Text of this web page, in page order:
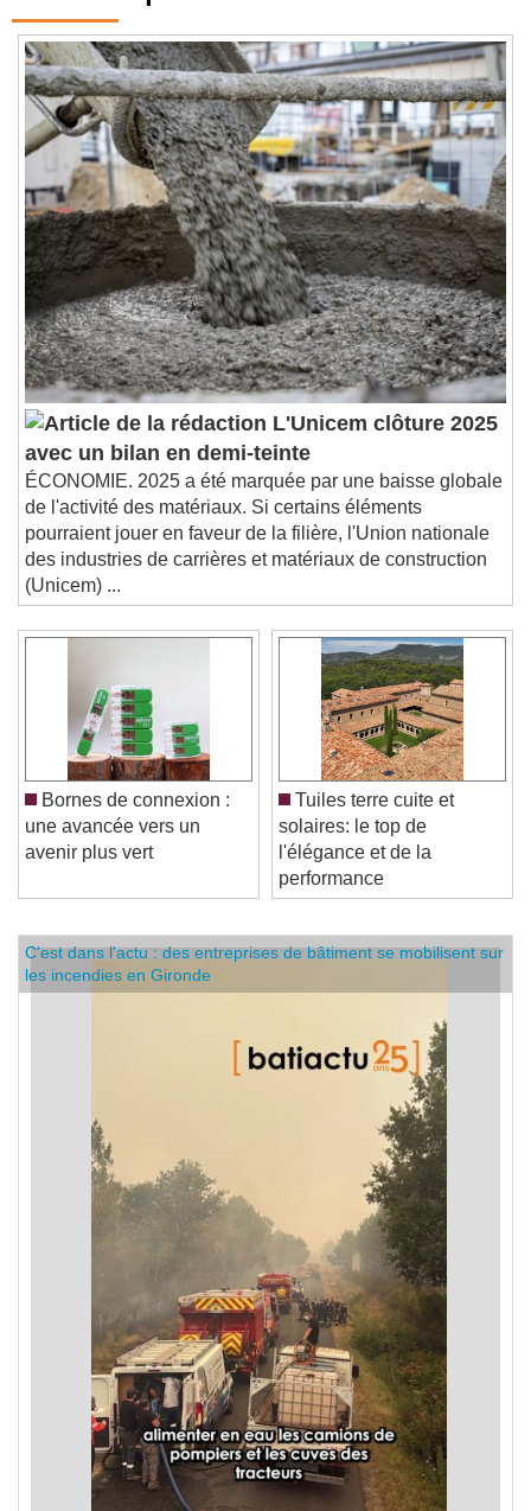
Contenus qui devraient vous intéresser
L'Unicem clôture 2025
avec un bilan en demi-teinte
ÉCONOMIE. 2025 a été marquée par une baisse globale
de l'activité des matériaux. Si certains éléments
pourraient jouer en faveur de la filière, l'Union nationale
des industries de carrières et matériaux de construction
(Unicem) ...
Bornes de connexion :
une avancée vers un
Tuiles terre cuite et
solaires: le top de
l'élégance et de la
performance
C'est dans l'actu : des entreprises de bâtiment se mobilisent sur
les incendies en Gironde